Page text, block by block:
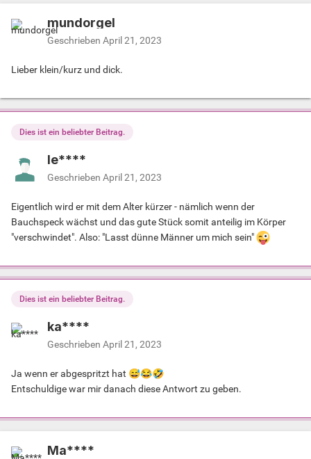
mundorgel
Geschrieben April 21, 2023
Lieber klein/kurz und dick.
Dies ist ein beliebter Beitrag.
le****
Geschrieben April 21, 2023
Eigentlich wird er mit dem Alter kürzer - nämlich wenn der
Bauchspeck wächst und das gute Stück somit anteilig im Körper
"verschwindet". Also: "Lasst dünne Männer um mich sein"
Dies ist ein beliebter Beitrag.
ka****
Geschrieben April 21, 2023
Ja wenn er abgespritzt hat 😅😂🤣
Entschuldige war mir danach diese Antwort zu geben.
Ma****